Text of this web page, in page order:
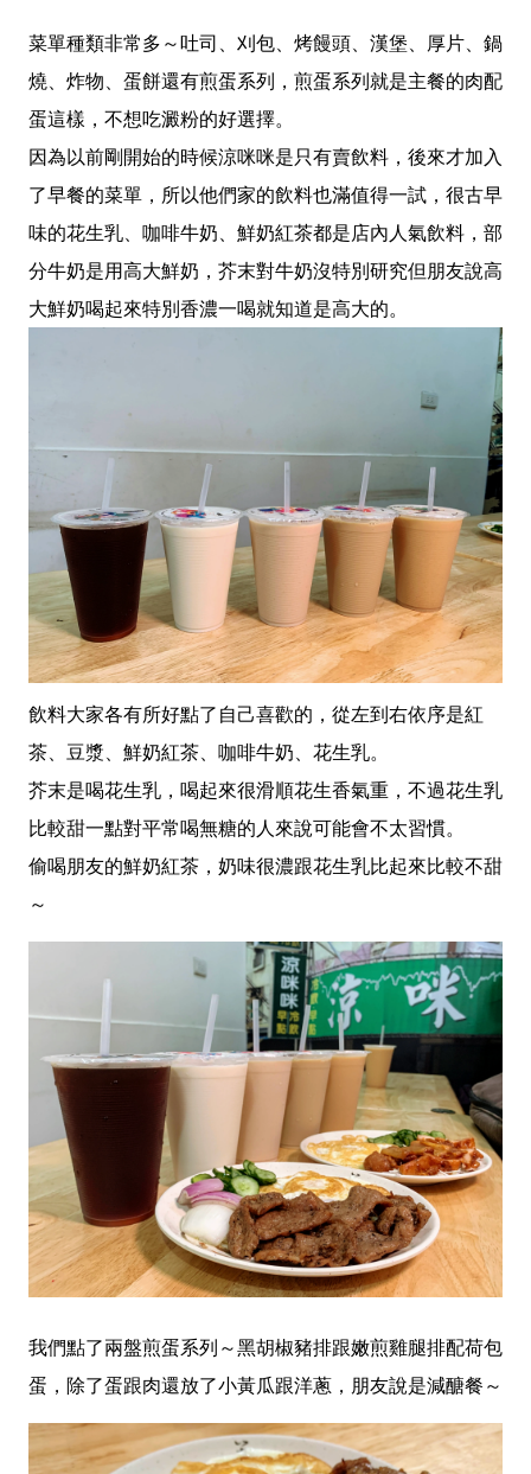
菜單種類非常多～吐司、刈包、烤饅頭、漢堡、厚片、鍋
燒、炸物、蛋餅還有煎蛋系列，煎蛋系列就是主餐的肉配
蛋這樣，不想吃澱粉的好選擇。
因為以前剛開始的時候涼咪咪是只有賣飲料，後來才加入
了早餐的菜單，所以他們家的飲料也滿值得一試，很古早
味的花生乳、咖啡牛奶、鮮奶紅茶都是店內人氣飲料，部
分牛奶是用高大鮮奶，芥末對牛奶沒特別研究但朋友說高
大鮮奶喝起來特別香濃一喝就知道是高大的。
飲料大家各有所好點了自己喜歡的，從左到右依序是紅
茶、豆漿、鮮奶紅茶、咖啡牛奶、花生乳。
芥末是喝花生乳，喝起來很滑順花生香氣重，不過花生乳
比較甜一點對平常喝無糖的人來說可能會不太習慣。
偷喝朋友的鮮奶紅茶，奶味很濃跟花生乳比起來比較不甜
～
我們點了兩盤煎蛋系列～黑胡椒豬排跟嫩煎雞腿排配荷包
蛋，除了蛋跟肉還放了小黃瓜跟洋蔥，朋友說是減醣餐～